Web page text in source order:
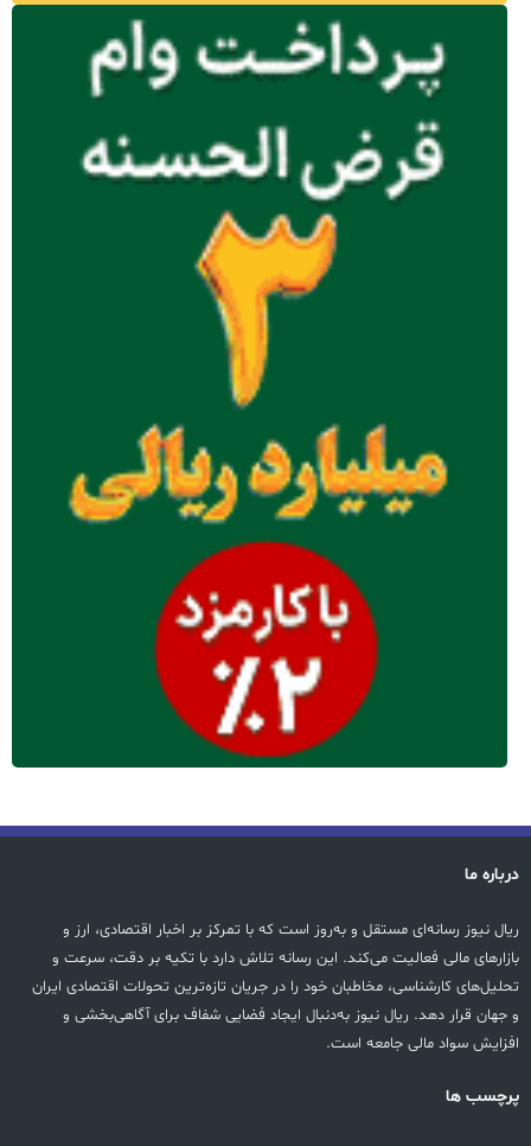
درباره ما
ریال نیوز رسانه‌ای مستقل و به‌روز است که با تمرکز بر اخبار اقتصادی، ارز و
بازارهای مالی فعالیت می‌کند. این رسانه تلاش دارد با تکیه بر دقت، سرعت و
تحلیل‌های کارشناسی، مخاطبان خود را در جریان تازه‌ترین تحولات اقتصادی ایران
و جهان قرار دهد. ریال نیوز به‌دنبال ایجاد فضایی شفاف برای آگاهی‌بخشی و
افزایش سواد مالی جامعه است.
پرچسب ها